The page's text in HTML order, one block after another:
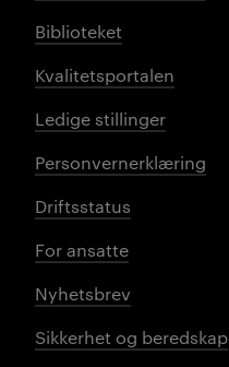
Biblioteket
Kvalitetsportalen
Ledige stillinger
Personvernerklæring
Driftsstatus
For ansatte
Nyhetsbrev
Sikkerhet og beredskap